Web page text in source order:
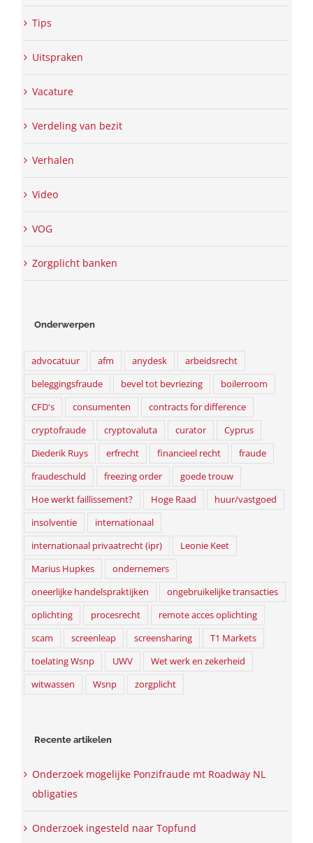
Tips
Uitspraken
Vacature
Verdeling van bezit
Verhalen
Video
VOG
Zorgplicht banken
Onderwerpen
advocatuur afm anydesk
arbeidsrecht
beleggingsfraude
bevel tot bevriezing
boilerroom
CFD's
consumenten
contracts for difference
cryptofraude
cryptovaluta curator
Cyprus
Diederik Ruys
erfrecht financieel recht
fraude
fraudeschuld
freezing order
goede trouw
Hoe werkt faillissement?
Hoge Raad
huur/vastgoed
insolventie
internationaal
internationaal privaatrecht (ipr)
Leonie Keet
Marius Hupkes
ondernemers
oneerlijke handelspraktijken
ongebruikelijke transacties
oplichting
procesrecht
remote acces oplichting
scam
screenleap screensharing
T1 Markets
toelating Wsnp
UWV
Wet werk en zekerheid
witwassen
Wsnp zorgplicht
Recente artikelen
Onderzoek mogelijke Ponzifraude mt Roadway NL
obligaties
Onderzoek ingesteld naar Topfund